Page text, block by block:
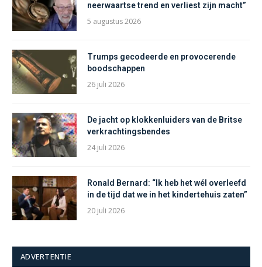
neerwaartse trend en verliest zijn macht”
5 augustus 2026
Trumps gecodeerde en provocerende
boodschappen
26 juli 2026
De jacht op klokkenluiders van de Britse
verkrachtingsbendes
24 juli 2026
Ronald Bernard: “Ik heb het wél overleefd
in de tijd dat we in het kindertehuis zaten”
20 juli 2026
ADVERTENTIE